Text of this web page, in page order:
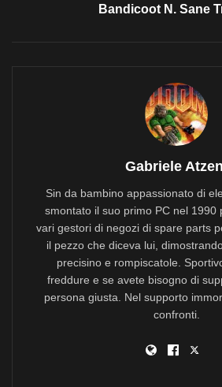
Bandicoot N. Sane
Gabriele
Sin da bambino appassionato di
smontato il suo primo PC nel 1990
vari gestori di negozi di spare parts
il pezzo che diceva lui,
precisino e rompiscatole.
freddure e se avete bisogno di
persona giusta. Nel supporto
confronti.